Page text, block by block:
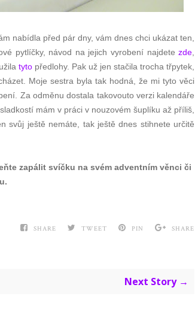
nabídla před pár dny, vám dnes chci ukázat ten,
pytlíčky, návod na jejich vyrobení najdetezde
tyto předlohy. Pak už jen stačila trocha třpytek,
Moje sestra byla tak hodná, že mi tyto věci
Za odměnu dostala takovouto verzi kalendáře
mám v práci v nouzovém šuplíku až příliš,
svůj ještě nemáte, tak ještě dnes stihnete určitě
zapálit svíčku na svém adventním věnci či
SHARE TWEET PIN SHARE
Next Story →